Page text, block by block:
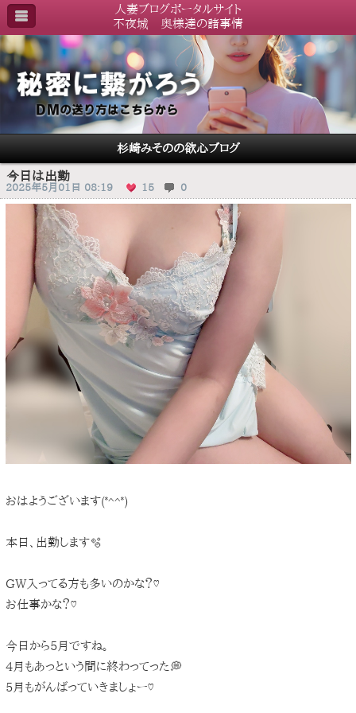
人妻ブログポータルサイト
不夜城 奥様達の諸事情
杉崎みそのの欲心ブログ
今日は出勤
2025年5月01日 08:19 15 0
おはようございます(*^^*)
本日、出勤します🫧
GW入ってる方も多いのかな？♡
お仕事かな？♡
今日から5月ですね。
4月もあっという間に終わってった💭
5月もがんばっていきましょー♡